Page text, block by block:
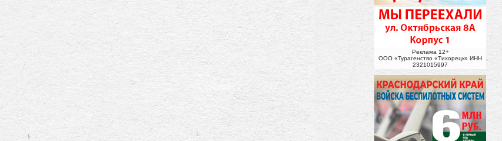
Реклама 12+
ООО «Турагенство «Тихорецк» ИНН
2321015997